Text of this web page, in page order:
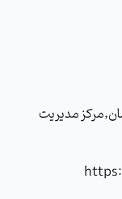
درمان,مرکز مدیریت